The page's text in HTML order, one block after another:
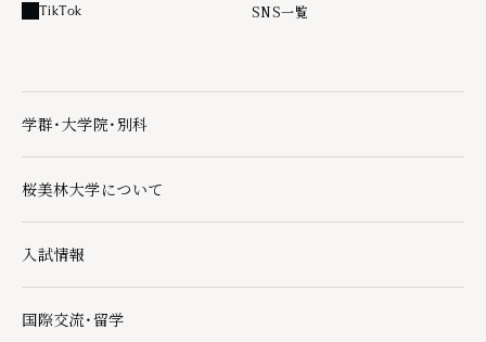
TikTok
外部リンク SNS一覧
学群・大学院・別科
学群・大学院・別科の下層ページ一覧を開く
桜美林大学について
桜美林大学についての下層ページ一覧を開く
入試情報
入試情報の下層ページ一覧を開く
国際交流・留学
国際交流・留学の下層ページ一覧を開く